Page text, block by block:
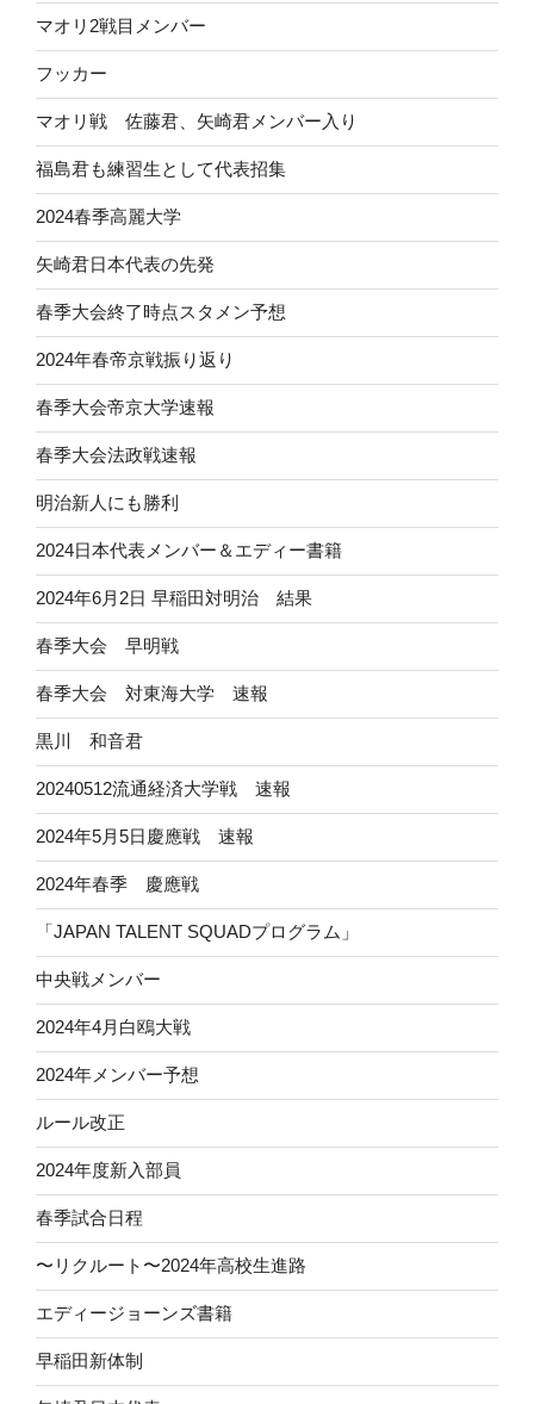
マオリ2戦目メンバー
フッカー
マオリ戦 佐藤君、矢崎君メンバー入り
福島君も練習生として代表招集
2024春季高麗大学
矢崎君日本代表の先発
春季大会終了時点スタメン予想
2024年春帝京戦振り返り
春季大会帝京大学速報
春季大会法政戦速報
明治新人にも勝利
2024日本代表メンバー＆エディー書籍
2024年6月2日 早稲田対明治 結果
春季大会 早明戦
春季大会 対東海大学 速報
黒川 和音君
20240512流通経済大学戦 速報
2024年5月5日慶應戦 速報
2024年春季 慶應戦
「JAPAN TALENT SQUADプログラム」
中央戦メンバー
2024年4月白鴎大戦
2024年メンバー予想
ルール改正
2024年度新入部員
春季試合日程
〜リクルート〜2024年高校生進路
エディージョーンズ書籍
早稲田新体制